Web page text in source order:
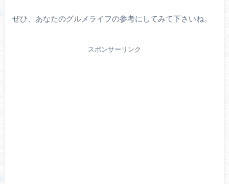
ぜひ、あなたのグルメライフの参考にしてみて下さいね。
スポンサーリンク